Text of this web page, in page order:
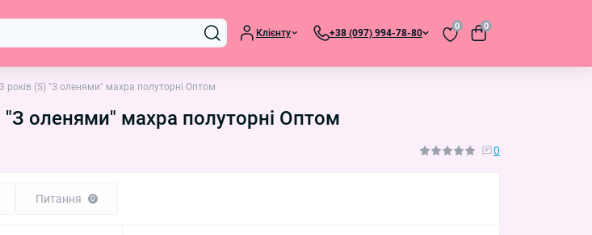
Клієнту +38 (097) 994-78-80
0 0
років (S) "З оленями" махра полуторні Оптом
"З оленями" махра полуторні Оптом
0
Питання 0